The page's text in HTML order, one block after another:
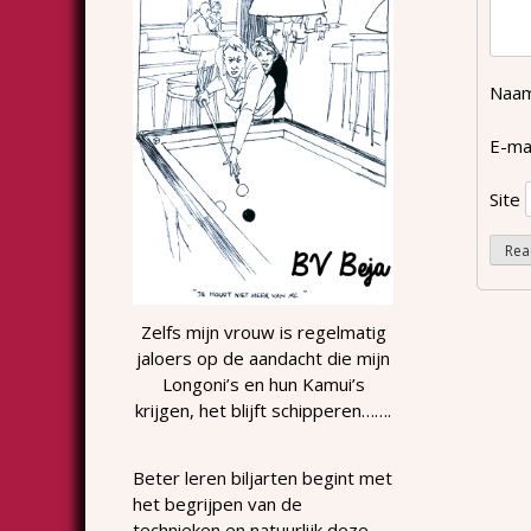
E-
Site
Zelfs mijn vrouw is regelmatig
jaloers op de aandacht die mijn
Longoni’s en hun Kamui’s
krijgen, het blijft schipperen…….
Beter leren biljarten begint met
het begrijpen van de